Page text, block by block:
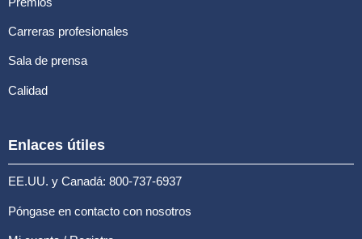
Carreras profesionales
Sala de prensa
Calidad
Enlaces útiles
EE.UU. y Canadá: 800-737-6937
Póngase en contacto con nosotros